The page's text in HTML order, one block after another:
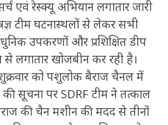
एवं रेस्क्यू अभियान लगातार जारी
टीम घटनास्थलों से लेकर सभी
उपकरणों और प्रशिक्षित डीप
से लगातार खोजबीन कर रही है।
को पशुलोक बैराज चैनल में
सूचना पर SDRF टीम ने तत्काल
की चैन मशीन की मदद से तीनों